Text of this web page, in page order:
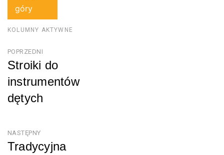
góry
KOLUMNY AKTYWNE
Nawigacja
wpisu
POPRZEDNI
Stroiki do
instrumentów
dętych
NASTĘPNY
Tradycyjna